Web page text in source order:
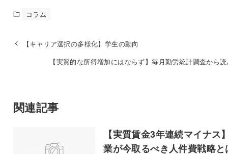
コラム
【キャリア選択の多様化】学生の動向
【実質的な所得増加にはならず】毎月勤労統計調査から
関連記事
【実質賃金3年連続マイナス
業が今取るべき人件費戦略と